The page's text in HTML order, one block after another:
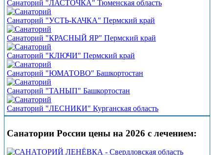
Санаторий "ЛАСТОЧКА" Тюменская область
Санаторий "УСТЬ-КАЧКА" Пермский край
Санаторий "КРАСНЫЙ ЯР" Пермский край
Санаторий "КЛЮЧИ" Пермский край
Санаторий "ЮМАТОВО" Башкортостан
Санаторий "ТАНЫП" Башкортостан
Санаторий "ЛЕСНИКИ" Курганская область
Санатории России цены на 2026 с лечением: